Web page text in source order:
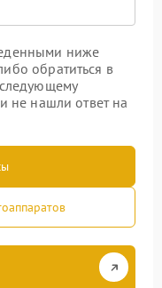
ниже
обратиться в
не нашли ответ на